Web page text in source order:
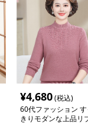
¥4,680(税込)
60代ファッション す
きりモダンな上品リ